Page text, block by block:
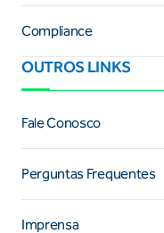
Compliance
OUTROS LINKS
Fale Conosco
Perguntas Frequentes
Imprensa